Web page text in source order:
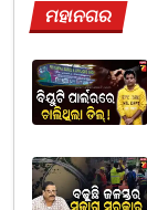
ମହାନଗର